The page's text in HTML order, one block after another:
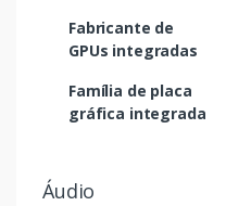
Fabricante de
GPUs integradas
Família de placa
gráfica integrada
Áudio